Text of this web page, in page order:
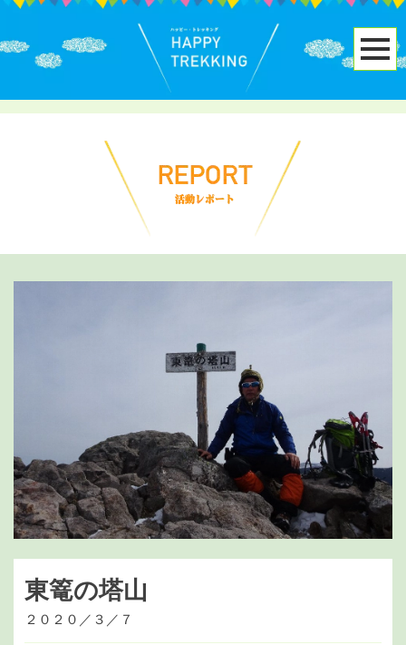
東篭の塔山
２０２０／３／７